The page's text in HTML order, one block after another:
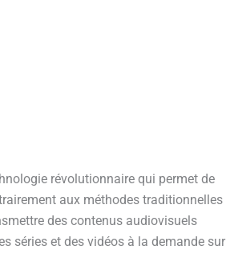
révolutionnaire qui permet de
aux méthodes traditionnelles
des contenus audiovisuels
séries et des vidéos à la demande sur